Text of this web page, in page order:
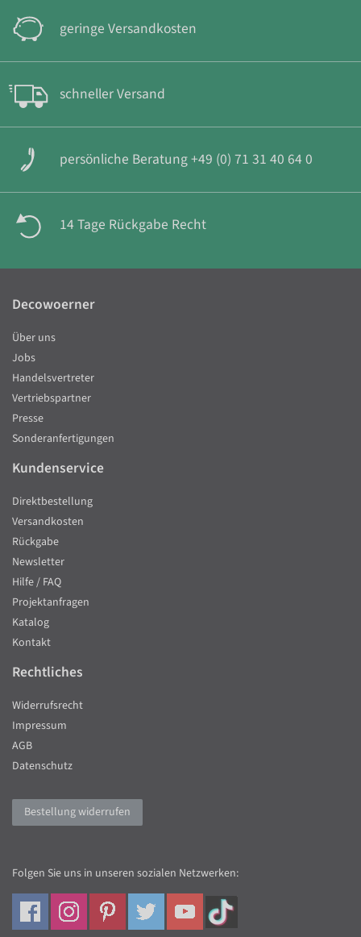
geringe Versandkosten
schneller Versand
persönliche Beratung +49 (0) 71 31 40 64 0
14 Tage Rückgabe Recht
Decowoerner
Über uns
Jobs
Handelsvertreter
Vertriebspartner
Presse
Sonderanfertigungen
Kundenservice
Direktbestellung
Versandkosten
Rückgabe
Newsletter
Hilfe / FAQ
Projektanfragen
Katalog
Kontakt
Rechtliches
Widerrufsrecht
Impressum
AGB
Datenschutz
Bestellung widerrufen
Folgen Sie uns in unseren sozialen Netzwerken: